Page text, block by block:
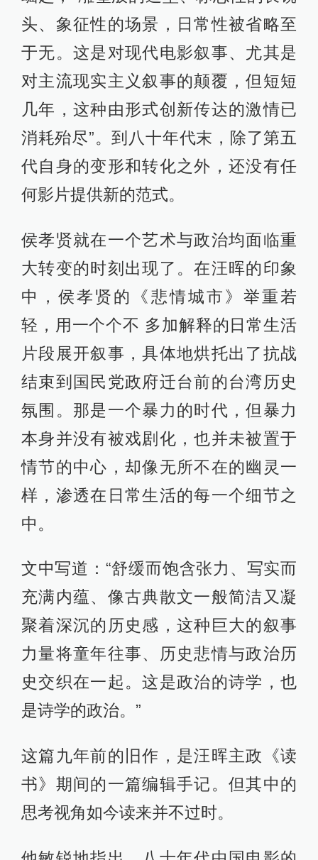
片段展开叙事，具体地烘托出了抗战
结束到国民党政府迁台前的台湾历史
氛围。那是一个暴力的时代，但暴力
本身并没有被戏剧化，也并未被置于
情节的中心，却像无所不在的幽灵一
样，渗透在日常生活的每一个细节之
中。
充满内蕴、像古典散文一般简洁又凝
聚着深沉的历史感，这种巨大的叙事
力量将童年往事、历史悲情与政治历
史交织在一起。这是政治的诗学，也
是诗学的政治。”
这篇九年前的旧作，是汪晖主政《读
书》期间的一篇编辑手记。但其中的
思考视角如今读来并不过时。
他敏锐地指出，八十年代中国电影的
抽象和高度形式感的造型突出历史的
深沉和凝重，显示了那个时代的政治
激情。但在好莱坞化日渐成为潮流之
际，那种集中在摄影风格之上的形式
创新逐渐地沦为商业性的标记：伴随
着一代人逐渐成为市场社会的“驯服工
彻底地消失了。“当代中国电影的命运
不是孤立的，作为当代最杰出的导演
之一，侯孝贤的艺术探求也面临相似
的困境。在台湾的政治生态和国际化